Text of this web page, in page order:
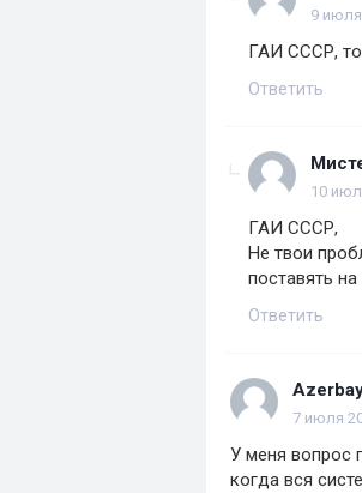
9
ГАИ СССР,
Ответить
10
ГАИ СССР,
Не твои
поставять
Ответить
7 июля
У меня вопрос
когда вся